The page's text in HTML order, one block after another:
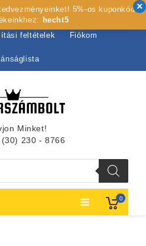
Webshop Szolgáltatások
feltételek Fiókom
0
Minket!
230 - 8766
5%-os kuponkód
hecht5